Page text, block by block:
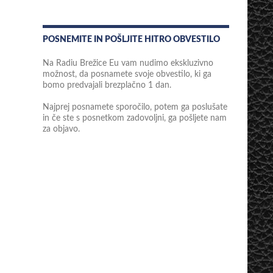
POSNEMITE IN POŠLJITE HITRO OBVESTILO
Na Radiu Brežice Eu vam nudimo ekskluzivno
možnost, da posnamete svoje obvestilo, ki ga
bomo predvajali brezplačno 1 dan.
Najprej posnamete sporočilo, potem ga poslušate
in če ste s posnetkom zadovoljni, ga pošljete nam
za objavo.